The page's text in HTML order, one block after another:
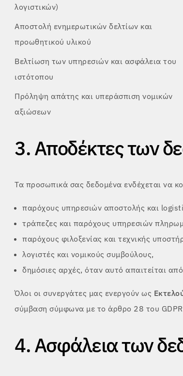
λογιστικών)
Αποστολή ενημερωτικών δελτίων και
προωθητικού υλικού
Βελτίωση των υπηρεσιών και ασφάλεια του
ιστότοπου
Πρόληψη απάτης και υπεράσπιση νομικών
αξιώσεων
3. Αποδέκτες των
Τα προσωπικά σας δεδομένα ενδέχεται να
παρόχους υπηρεσιών αποστολής και
τράπεζες και παρόχους υπηρεσιών
παρόχους φιλοξενίας και τεχνικής
λογιστές και νομικούς συμβούλους,
δημόσιες αρχές, όταν αυτό απαιτείται
Όλοι οι συνεργάτες μας ενεργούν ως
σύμβαση σύμφωνα με το άρθρο 28 του
4. Ασφάλεια των